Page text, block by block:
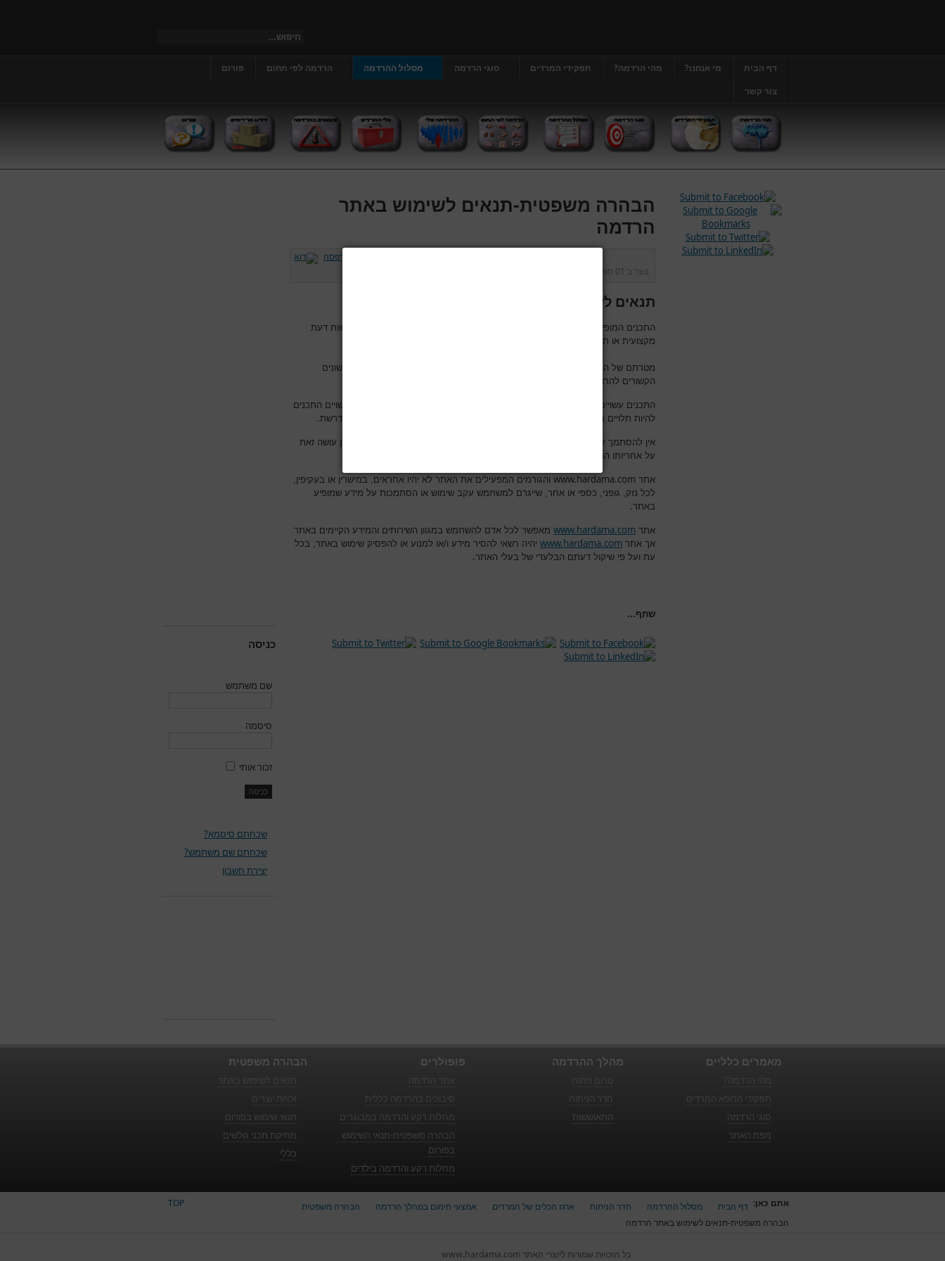
דף הבית מי אנחנו? מהי הרדמה? תפקידי המרדים סוגי הרדמה מסלול ההרדמה הרדמה לפי תחום
פורום
צור קשר
הבהרה משפטית-תנאים לשימוש באתר
הרדמה
נוצר ב 01 ספטמבר 2013
תנאים לשימוש באתר הרדמה
התכנים המופיעים באתר נועדו לספק מידע רפואי כללי ואינם מהווים עצה רפואית, חוות דעת
מקצועית או תחליף להתייעצות עם רופא מרדים או איש מקצוע אחר
מטרתם של התכנים והמאמרים באתר היא להרחיב את בסיס הידע שלכם בנושאים שונים
הקשורים להרדמה ולניתוח והם אינם מחליפים פנייה לאיש מקצוע מוסמך
התכנים עשויים לבטא אסכולה רפואית מסוימת או דעה אישית של הכותב. כמו כן, עשויים התכנים
להיות תלויים בנסיבות העובדתיות של מקרה מסוים ויש להתייחס אליהם בזהירות הנדרשת.
אין להסתמך על מידע המופיע באתר לשם החלטה על טיפול רפואי כלשהו והעושה כן עושה זאת
על אחריותו המלאה והבלעדית
אתר www.hardama.com והגורמים המפעילים את האתר לא יהיו אחראים, במישרין או בעקיפין,
לכל נזק, גופני, כספי או אחר, שייגרם למשתמש עקב שימוש או הסתמכות על מידע שמופיע
באתר.
אתר www.hardama.com מאפשר לכל אדם להשתמש במגוון השירותים והמידע הקיימים באתר.
אך אתר www.hardama.com יהיה רשאי להסיר מידע ו/או למנוע או להפסיק שימוש באתר, בכל
עת ועל פי שיקול דעתם הבלעדי של בעלי האתר.
שתף...
כניסה
שם משתמש
סיסמה
זכור אותי
שכחתם סיסמא?
שכחתם שם משתמש?
יצירת חשבון
הבהרה משפטית
זכויות יוצרים
תנאי שימוש בפורום
מחיקת תכני גולשים
כללי
פופולרים
סיבוכים בהרדמה כללית
מחלות רקע והרדמה במבוגרים
הבהרה משפטית-תנאי השימוש
בפורום
מחלות רקע והרדמה בילדים
מהלך ההרדמה
חדר הניתוח
התאוששות
מאמרים כלליים
תפקידי הרופא המרדים
סוגי הרדמה
מפת האתר
אתם כאן: דף הבית מסלול ההרדמה חדר הניתוח ארגז הכלים של המרדים אמצעי חימום במהלך הרדמה
הבהרה משפטית
הבהרה משפטית-תנאים לשימוש באתר הרדמה
TOP
כל הזכויות שמורות ליוצרי האתר www.hardama.com